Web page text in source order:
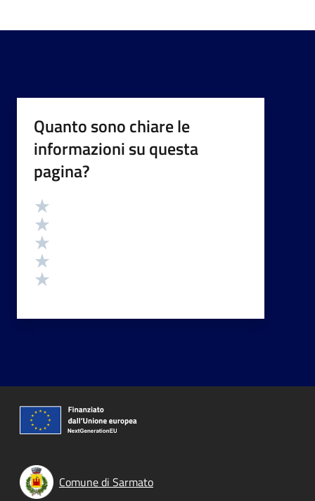
Quanto sono chiare le
informazioni su questa
pagina?
Valutazione
Comune di Sarmato